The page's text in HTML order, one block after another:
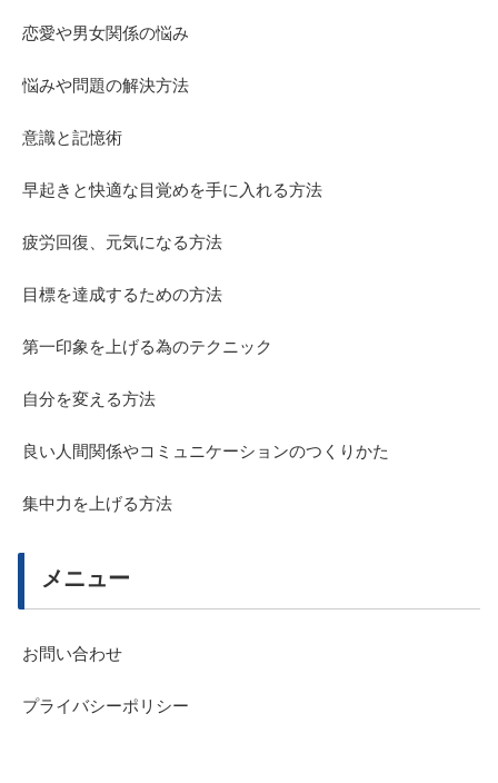
恋愛や男女関係の悩み
悩みや問題の解決方法
意識と記憶術
早起きと快適な目覚めを手に入れる方法
疲労回復、元気になる方法
目標を達成するための方法
第一印象を上げる為のテクニック
自分を変える方法
良い人間関係やコミュニケーションのつくりかた
集中力を上げる方法
メニュー
お問い合わせ
プライバシーポリシー